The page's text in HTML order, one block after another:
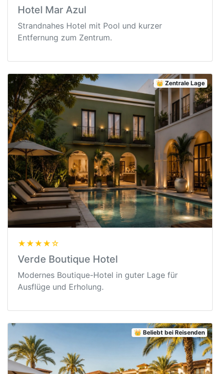
Hotel Mar Azul
Strandnahes Hotel mit Pool und kurzer
Entfernung zum Zentrum.
👑 Zentrale Lage
★★★★☆
Verde Boutique Hotel
Modernes Boutique-Hotel in guter Lage für
Ausflüge und Erholung.
👑 Beliebt bei Reisenden